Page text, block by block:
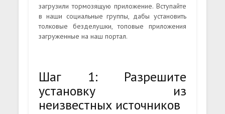
загрузили тормозящую приложение. Вступайте
в наши социальные группы, дабы установить
толковые безделушки, топовые приложения
загруженные на наш портал.
Шаг 1: Разрешите
установку из
неизвестных источников